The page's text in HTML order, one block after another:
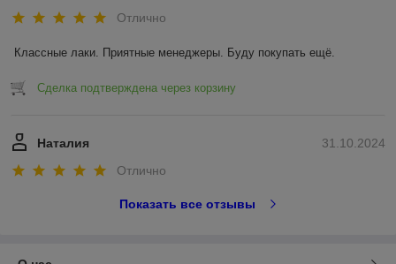
Отлично
Классные лаки. Приятные менеджеры. Буду покупать ещё.
Сделка подтверждена через корзину
31.10.2024
Наталия
Отлично
Показать все отзывы